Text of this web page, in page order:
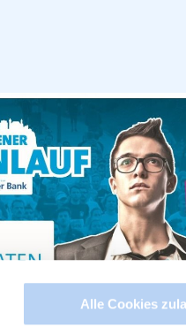
Alle Cookies